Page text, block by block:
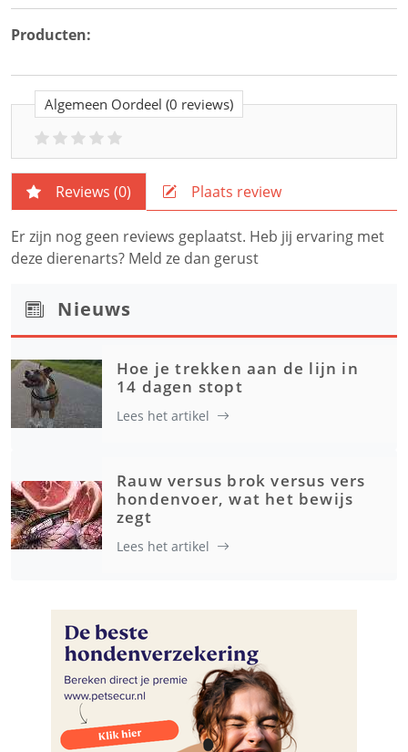
Producten:
Algemeen Oordeel (0 reviews)
Reviews (0) Plaats review
Er zijn nog geen reviews geplaatst. Heb jij ervaring met
deze dierenarts? Meld ze dan gerust
Nieuws
Hoe je trekken aan de lijn in
14 dagen stopt
Lees het artikel
Rauw versus brok versus vers
hondenvoer, wat het bewijs
zegt
Lees het artikel